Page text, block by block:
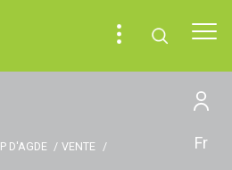
Fr
D'AGDE
VENTE